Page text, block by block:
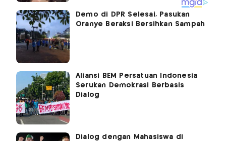
Demo di DPR Selesai, Pasukan
Oranye Beraksi Bersihkan Sampah
Aliansi BEM Persatuan Indonesia
Serukan Demokrasi Berbasis
Dialog
Dialog dengan Mahasiswa di